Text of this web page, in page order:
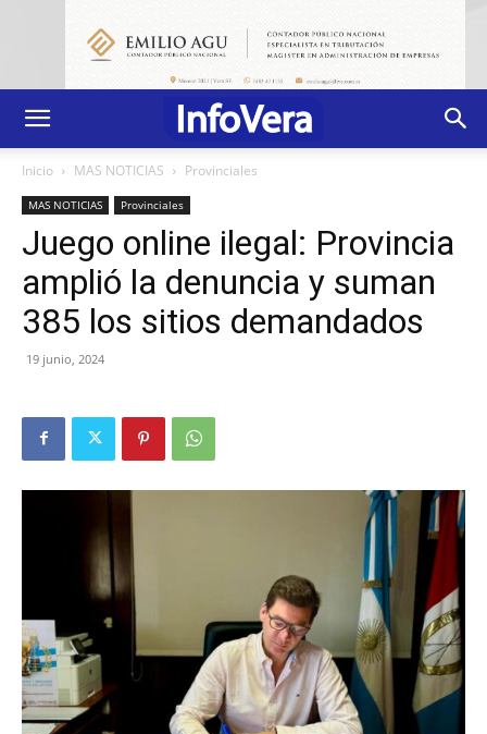
Inicio MAS NOTICIAS Provinciales
MAS NOTICIAS Provinciales
Juego online ilegal: Provincia
amplió la denuncia y suman
385 los sitios demandados
19 junio, 2024